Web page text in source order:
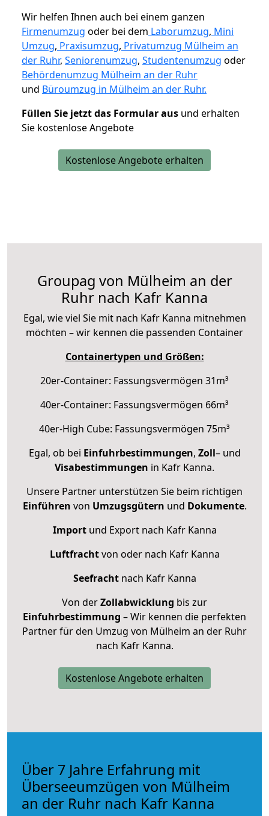
Wir helfen Ihnen auch bei einem ganzen
Firmenumzug oder bei dem Laborumzug, Mini
Umzug, Praxisumzug, Privatumzug Mülheim an
der Ruhr, Seniorenumzug, Studentenumzug oder
Behördenumzug Mülheim an der Ruhr
und Büroumzug in Mülheim an der Ruhr.
Füllen Sie jetzt das Formular aus und erhalten
Sie kostenlose Angebote
Kostenlose Angebote erhalten
Groupag von Mülheim an der
Ruhr nach Kafr Kanna
Egal, wie viel Sie mit nach Kafr Kanna mitnehmen
möchten – wir kennen die passenden Container
Containertypen und Größen:
20er-Container: Fassungsvermögen 31m³
40er-Container: Fassungsvermögen 66m³
40er-High Cube: Fassungsvermögen 75m³
Egal, ob bei Einfuhrbestimmungen, Zoll– und
Visabestimmungen in Kafr Kanna.
Unsere Partner unterstützen Sie beim richtigen
Einführen von Umzugsgütern und Dokumente.
Importund Export nach Kafr Kanna
Luftfrachtvon oder nach Kafr Kanna
Seefrachtnach Kafr Kanna
Von derZollabwicklung bis zur
Einfuhrbestimmung – Wir kennen die perfekten
Partner für den Umzug von Mülheim an der Ruhr
nach Kafr Kanna.
Kostenlose Angebote erhalten
Über 7 Jahre Erfahrung mit
Überseeumzügen von Mülheim
an der Ruhr nach Kafr Kanna